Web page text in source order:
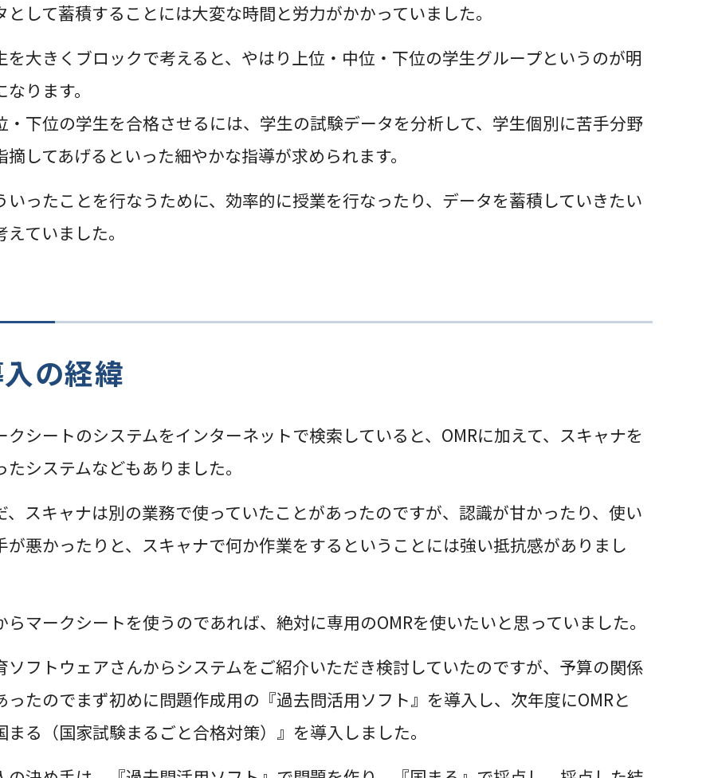
として蓄積することには大変な時間と労力がかかっていました。
を大きくブロックで考えると、やはり上位・中位・下位の学生グループというのが明
なります。
・下位の学生を合格させるには、学生の試験データを分析して、学生個別に苦手分野
摘してあげるといった細やかな指導が求められます。
いったことを行なうために、効率的に授業を行なったり、データを蓄積していきたい
えていました。
の経緯
クシートのシステムをインターネットで検索していると、OMRに加えて、スキャナを
たシステムなどもありました。
、スキャナは別の業務で使っていたことがあったのですが、認識が甘かったり、使い
が悪かったりと、スキャナで何か作業をするということには強い抵抗感がありまし
らマークシートを使うのであれば、絶対に専用のOMRを使いたいと思っていました。
ソフトウェアさんからシステムをご紹介いただき検討していたのですが、予算の関係
ったのでまず初めに問題作成用の『過去問活用ソフト』を導入し、次年度にOMRと
まる（国家試験まるごと合格対策）』を導入しました。